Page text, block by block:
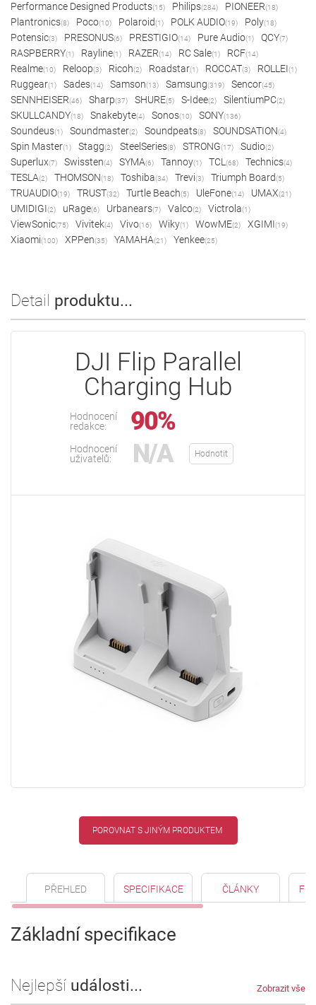
Performance Designed Products(15) Philips(284) PIONEER(18)
Plantronics(8) Poco(10) Polaroid(1) POLK AUDIO(19) Poly(18)
Potensic(3) PRESONUS(6) PRESTIGIO(14) Pure Audio(1) QCY(7)
RASPBERRY(1) Rayline(1) RAZER(14) RC Sale(1) RCF(14)
Realme(10) Reloop(3) Ricoh(2) Roadstar(1) ROCCAT(3) ROLLEI(1)
Ruggear(1) Sades(14) Samson(13) Samsung(319) Sencor(45)
SENNHEISER(46) Sharp(37) SHURE(5) S-Idee(2) SilentiumPC(2)
SKULLCANDY(18) Snakebyte(4) Sonos(10) SONY(136)
Soundeus(1) Soundmaster(2) Soundpeats(8) SOUNDSATION(4)
Spin Master(1) Stagg(2) SteelSeries(8) STRONG(17) Sudio(2)
Superlux(7) Swissten(4) SYMA(6) Tannoy(1) TCL (68) Technics(4)
TESLA(2) THOMSON(18) Toshiba(34) Trevi(3) Triumph Board(5)
TRUAUDIO(19) TRUST(32) Turtle Beach(5) UleFone(14) UMAX(21)
UMIDIGI(2) uRage(6) Urbanears(7) Valco(2) Victrola(1)
ViewSonic(75) Vivitek(4) Vivo(16) Wiky(1) WowME(2) XGIMI(19)
Xiaomi(100) XPPen(35) YAMAHA(21) Yenkee(25)
Detail produktu...
DJI Flip Parallel
Charging Hub
Hodnocení
redakce:
90%
Hodnocení
uživatelů:
N/A Hodnotit
POROVNAT S JINÝM PRODUKTEM
PŘEHLED SPECIFIKACE ČLÁNKY
Základní specifikace
Nejlepší události... Zobrazit vše